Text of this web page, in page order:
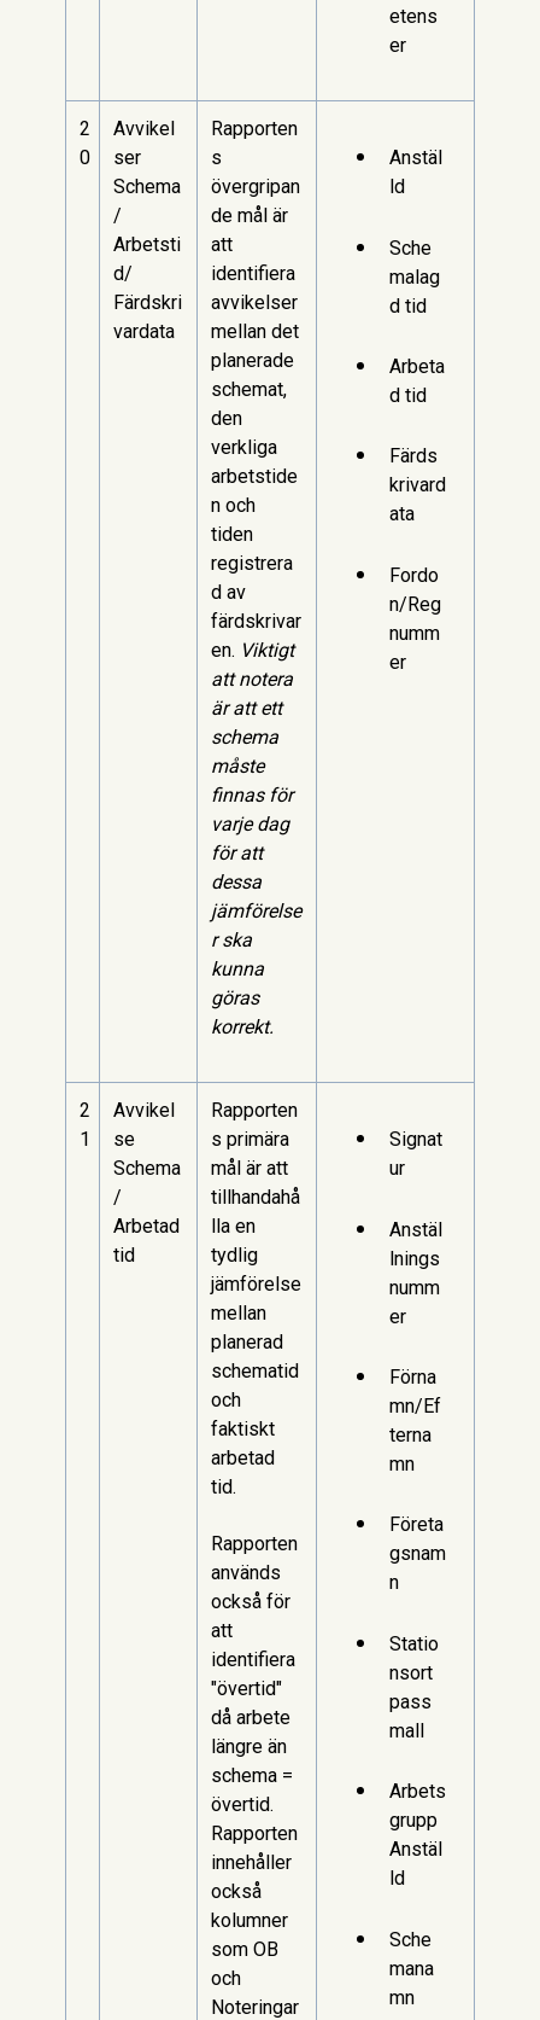
etens
er
2
0
Avvikel
ser
Schema
/
Arbetsti
d/
Färdskri
vardata
Rapporten
s
övergripan
de mål är
att
identifiera
avvikelser
mellan det
planerade
schemat,
den
verkliga
arbetstide
n och
tiden
registrera
d av
färdskrivar
en. Viktigt
att notera
är att ett
schema
måste
finnas för
varje dag
för att
dessa
jämförelse
r ska
kunna
göras
korrekt.
Anstäl
ld
Sche
malag
d tid
Arbeta
d tid
Färds
krivard
ata
Fordo
n/Reg
numm
er
2
1
Avvikel
se
Schema
/
Arbetad
tid
Rapporten
s primära
mål är att
tillhandahå
lla en
tydlig
jämförelse
mellan
planerad
schematid
och
faktiskt
arbetad
tid.
Rapporten
används
också för
att
identifiera
"övertid"
då arbete
längre än
schema =
övertid.
Rapporten
innehåller
också
kolumner
som OB
och
Noteringar
Signat
ur
Anstäl
lnings
numm
er
Förna
mn/Ef
terna
mn
Företa
gsnam
n
Statio
nsort
pass
mall
Arbets
grupp
Anstäl
ld
Sche
mana
mn